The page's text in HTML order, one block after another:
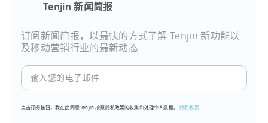
Tenjin 新闻简报
订阅新闻简报，以最快的方式了解 Tenjin 新功能以
及移动营销行业的最新动态
输
入
的
点击订阅按钮，我在此同意 Tenjin 按照隐私政策的收集和处理个人数据。隐私政策